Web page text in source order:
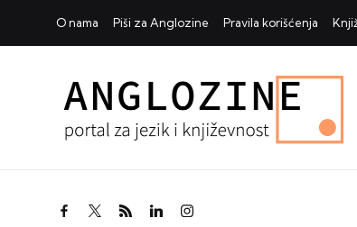
O nama Piši za Anglozine Pravila korišćenja
facebook.com
twitter.com
rss.comlinkedin.com
instagram.com